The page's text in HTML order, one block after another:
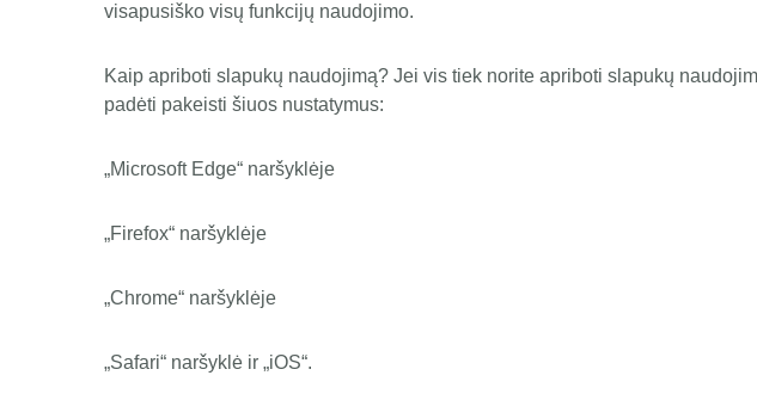
visapusiško visų funkcijų naudojimo.
Kaip apriboti slapukų naudojimą? Jei vis tiek norite apriboti slapukų
padėti pakeisti šiuos nustatymus:
„Microsoft Edge“ naršyklėje
„Firefox“ naršyklėje
„Chrome“ naršyklėje
„Safari“ naršyklė ir „iOS“.